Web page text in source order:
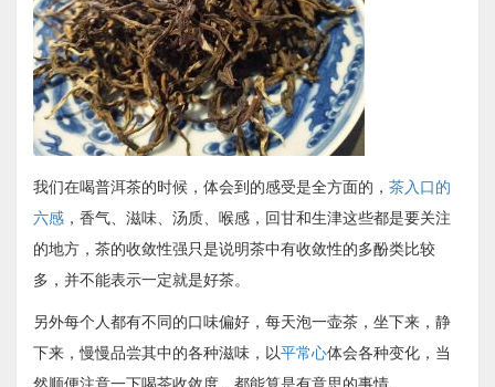
我们在喝普洱茶的时候，体会到的感受是全方面的， 茶入口的
六感 ，香气、滋味、汤质、喉感，回甘和生津这些都是要关注
的地方，茶的收敛性强只是说明茶中有收敛性的多酚类比较
多，并不能表示一定就是好茶。
另外每个人都有不同的口味偏好，每天泡一壶茶，坐下来，静
下来，慢慢品尝其中的各种滋味，以平常心体会各种变化，当
然顺便注意一下喝茶收敛度，都能算是有意思的事情。